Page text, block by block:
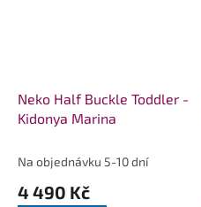
Neko Half Buckle Toddler -
Kidonya Marina
Na objednávku 5-10 dní
4 490 Kč